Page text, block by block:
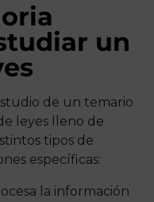
un
de un temario
leyes lleno de
tipos de
específicas:
la información